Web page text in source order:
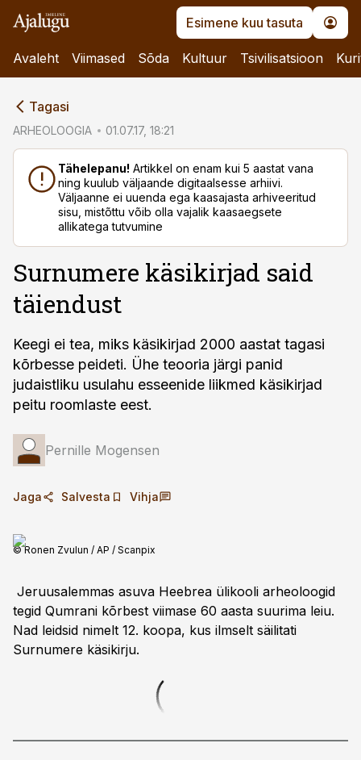
Esimene kuu tasuta
Avaleht Viimased Sõda Kultuur Tsivilisatsioon
Tagasi
ARHEOLOOGIA 01.07.17, 18:21
Tähelepanu! Artikkel on enam kui 5 aastat vana
ning kuulub väljaande digitaalsesse arhiivi.
Väljaanne ei uuenda ega kaasajasta arhiveeritud
sisu, mistõttu võib olla vajalik kaasaegsete
allikatega tutvumine
Surnumere käsikirjad said
täiendust
Keegi ei tea, miks käsikirjad 2000 aastat tagasi
kõrbesse peideti. Ühe teooria järgi panid
judaistliku usulahu esseenide liikmed käsikirjad
peitu roomlaste eest.
Pernille Mogensen
Jaga Salvesta Vihja
© Ronen Zvulun / AP / Scanpix
Jeruusalemmas asuva Heebrea ülikooli arheoloogid
tegid Qumrani kõrbest viimase 60 aasta suurima leiu.
Nad leidsid nimelt 12. koopa, kus ilmselt säilitati
Surnumere käsikirju.